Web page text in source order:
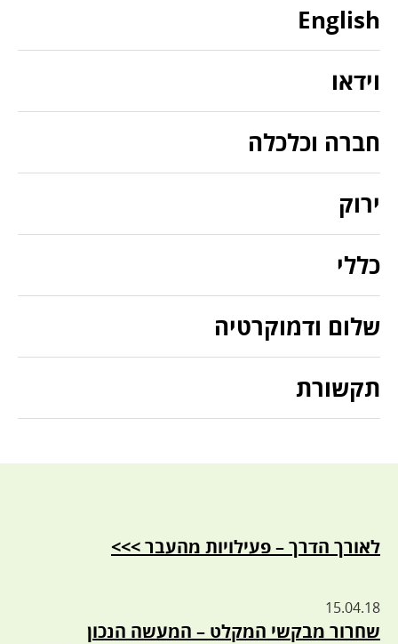
English
וידאו
חברה וכלכלה
ירוק
כללי
שלום ודמוקרטיה
תקשורת
לאורך הדרך – פעילויות מהעבר >>>
15.04.18
שחרור מבקשי המקלט – המעשה הנכון